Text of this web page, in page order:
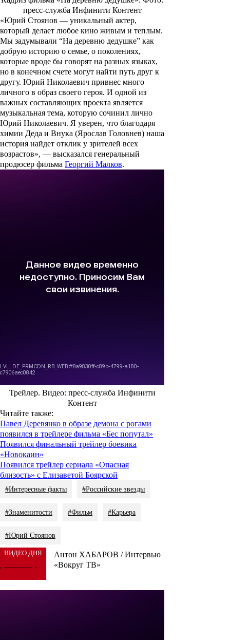
пресс-служба Инфинити Контент
«Юрий Стоянов — уникальный актер,
который делает любое кино живым и теплым.
Мы задумывали “На деревню дедушке” как
добрую историю о семье, о поколениях,
которые вроде бы говорят на разных языках,
но в конечном счете могут найти путь друг к
другу. Юрий Николаевич привнес много
личного в образ своего героя. И одной из
важных составляющих проекта является
музыкальная тема, которую сочинил лично
Юрий Николаевич. Я уверен, что благодаря
химии Деда и Внука (Ярослав Головнев) наша
история найдет отклик у зрителей всех
возрастов», — высказался генеральный
продюсер фильма Георгий Малков.
Трейлер. Видео: пресс-служба Инфинити
Контент
Читайте также:
Павел Деревянко в образе демона с рогами
появился в трейлере фильма «Бес попутал»
Появился финальный трейлер боевика
«Новокаин»
Появился трейлер сериала «Опасная
близость» с Елизаветой Боярской
#Интересные факты #Российские звезды
#Знаменитости #Фильм #Карьера
#Юрий Стоянов
ВИДЕО ДНЯ
Антон ХАБАРОВ / Интервью
«Вокруг ТВ»